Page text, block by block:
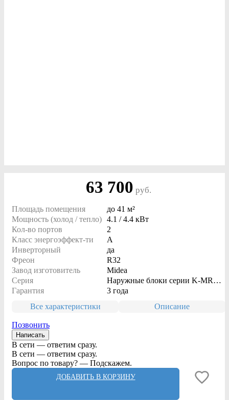
63 700 руб.
Площадь помещения до 41 м²
Мощность (холод / тепло) 4.1 / 4.4 кВт
Кол-во портов
2
Класс энергоэффект-ти
A
Инверторный
да
Фреон
R32
Завод изготовитель
Midea
Серия
Наружные блоки серии K‑MRA
(B)
Гарантия
3 года
Все характеристики
Описание
Позвонить
Написать
В сети — ответим сразу.
В сети — ответим сразу.
Вопрос по товару? — Подскажем.
ДОБАВИТЬ В КОРЗИНУ